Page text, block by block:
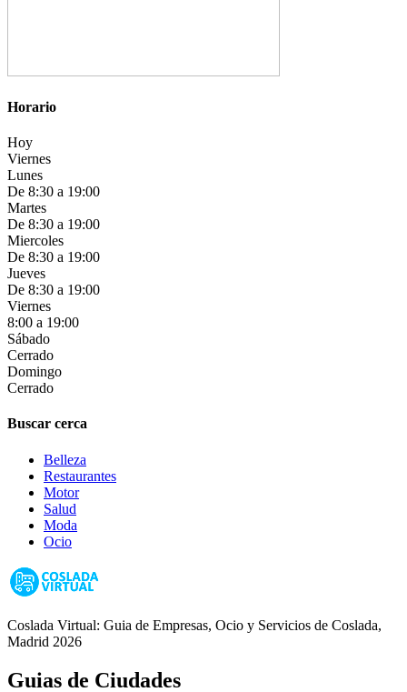
Horario
Hoy
Viernes
Lunes
De 8:30 a 19:00
Martes
De 8:30 a 19:00
Miercoles
De 8:30 a 19:00
Jueves
De 8:30 a 19:00
Viernes
8:00 a 19:00
Sábado
Cerrado
Domingo
Cerrado
Buscar cerca
Belleza
Restaurantes
Motor
Salud
Moda
Ocio
Coslada Virtual: Guia de Empresas, Ocio y Servicios de Coslada,
Madrid 2026
Guias de Ciudades